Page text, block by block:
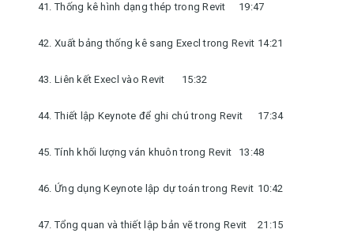
41. Thống kê hình dạng thép trong Revit 19:47
42. Xuất bảng thống kê sang Execl trong Revit 14:21
43. Liên kết Execl vào Revit 15:32
44. Thiết lập Keynote để ghi chú trong Revit 17:34
45. Tính khối lượng ván khuôn trong Revit 13:48
46. Ứng dụng Keynote lập dự toán trong Revit 10:42
47. Tổng quan và thiết lập bản vẽ trong Revit 21:15